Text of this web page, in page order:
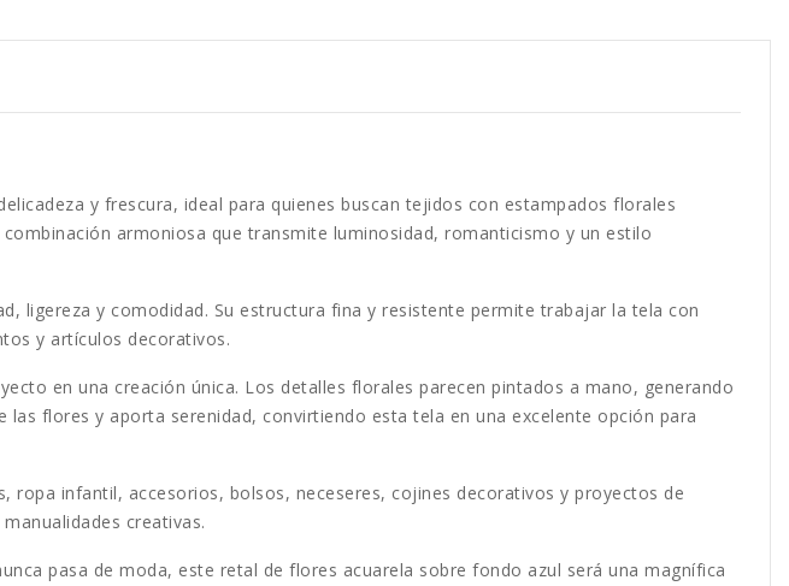
y frescura, ideal para quienes buscan tejidos con estampados florales
armoniosa que transmite luminosidad, romanticismo y un estilo
ligereza y comodidad. Su estructura fina y resistente permite trabajar la tela con
y artículos decorativos.
en una creación única. Los detalles florales parecen pintados a mano, generando
flores y aporta serenidad, convirtiendo esta tela en una excelente opción para
infantil, accesorios, bolsos, neceseres, cojines decorativos y proyectos de
creativas.
pasa de moda, este retal de flores acuarela sobre fondo azul será una magnífica